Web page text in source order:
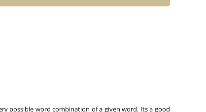
possible word combination of a given word. Its a good